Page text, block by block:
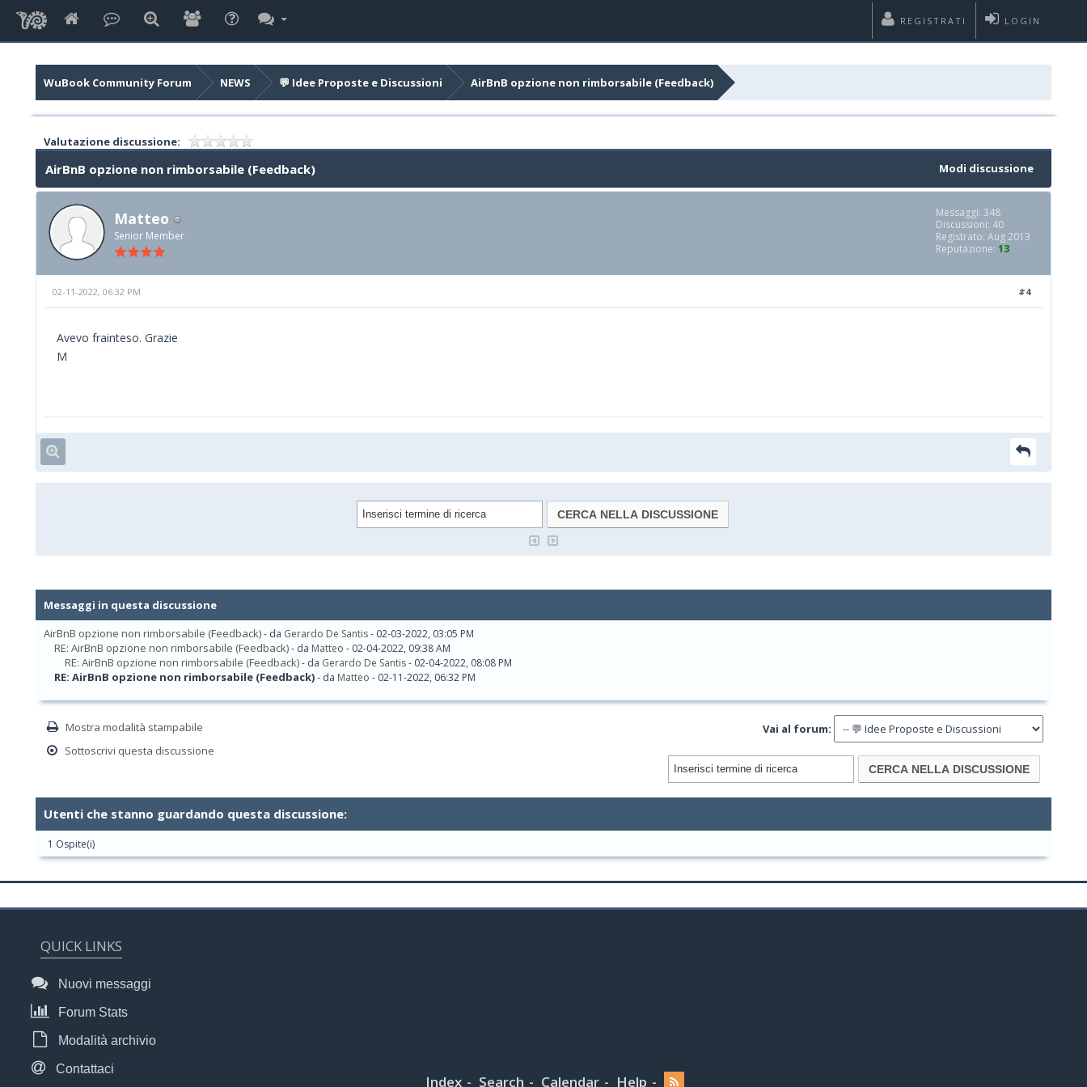
LOGIN
REGISTRATI
WuBook Community Forum NEWS 💬 Idee Proposte e Discussioni AirBnB opzione non rimborsabile (Feedback)
Valutazione discussione:
Modi discussione
AirBnB opzione non rimborsabile (Feedback)
Matteo
Senior Member
Messaggi: 348
Discussioni: 40
Registrato: Aug 2013
Reputazione: 13
#4
02-11-2022, 06:32 PM
Avevo frainteso. Grazie
M
Messaggi in questa discussione
AirBnB opzione non rimborsabile (Feedback)- da Gerardo De Santis- 02-03-2022, 03:05 PM
RE: AirBnB opzione non rimborsabile (Feedback)- da Matteo - 02-04-2022, 09:38 AM
RE: AirBnB opzione non rimborsabile (Feedback)- da Gerardo De Santis- 02-04-2022, 08:08 PM
RE: AirBnB opzione non rimborsabile (Feedback)- da Matteo - 02-11-2022, 06:32 PM
Mostra modalità stampabile
Sottoscrivi questa discussione
Vai al forum:
Utenti che stanno guardando questa discussione:
1 Ospite(i)
QUICK LINKS
Nuovi messaggi
Forum Stats
Modalità archivio
Contattaci
Index Search Calendar Help